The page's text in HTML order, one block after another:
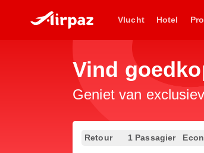
Vlucht Hotel
Vind
Geniet van
Retour 1 Passagier